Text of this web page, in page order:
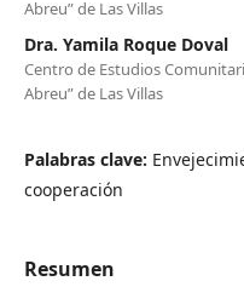
Abreu” de Las Villas
Dra. Yamila Roque Doval
Centro de Estudios
Abreu” de Las Villas
Palabras clave:
cooperación
Resumen